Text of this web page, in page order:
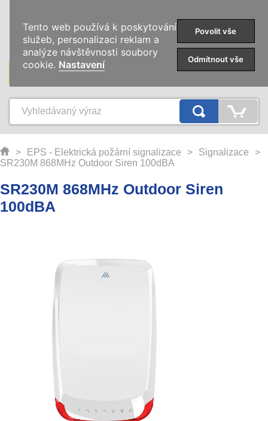
KATEGORIE
> EPS - Elektrická požární signalizace > Signalizace
>
SR230M 868MHz Outdoor Siren 100dBA
SR230M 868MHz Outdoor Siren
100dBA
Tento web používá k poskytování
služeb, personalizaci reklam a
analýze návštěvnosti soubory
cookie. Nastavení
Povolit vše
Odmítnout vše